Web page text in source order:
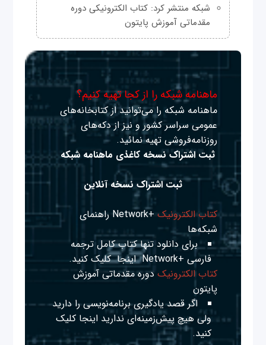
شبکه منتشر کرد: کتاب الکترونیکی دوره
مقدماتی آموزش پایتون
ماهنامه شبکه را از کجا تهیه کنیم؟
ماهنامه شبکه را می‌توانید از کتابخانه‌های
عمومی سراسر کشور و نیز از دکه‌های
روزنامه‌فروشی تهیه نمائید.
ثبت اشتراک نسخه کاغذی ماهنامه شبکه
ثبت اشتراک نسخه آنلاین
کتاب الکترونیک
+Network راهنمای
شبکه‌ها
برای دانلود تنها کتاب کامل ترجمه
فارسی +Network
اینجا کلیک کنید.
کتاب الکترونیک دوره مقدماتی آموزش
پایتون
اگر قصد یادگیری برنامه‌نویسی را دارید
ولی هیچ پیش‌زمینه‌ای نداریداینجا کلیک
کنید.